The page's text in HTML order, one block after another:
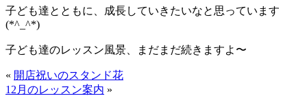
子ども達とともに、成長していきたいなと思っています
(*^_^*)
子ども達のレッスン風景、まだまだ続きますよ〜
« 開店祝いのスタンド花
12月のレッスン案内 »